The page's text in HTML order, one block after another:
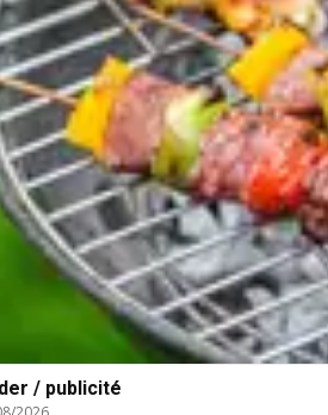
/ publicité